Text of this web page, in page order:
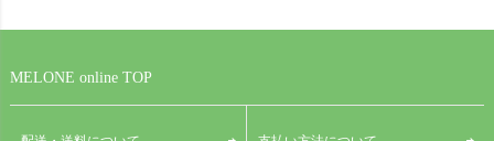
MELONE online TOP